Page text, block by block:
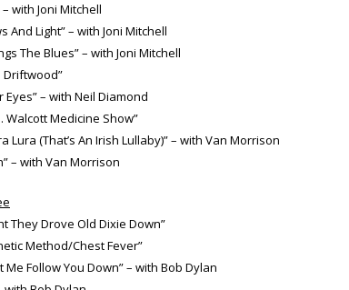
– with Joni Mitchell
And Light” – with Joni Mitchell
The Blues” – with Joni Mitchell
Driftwood”
Eyes” – with Neil Diamond
Walcott Medicine Show”
Lura (That’s An Irish Lullaby)” – with Van Morrison
– with Van Morrison
They Drove Old Dixie Down”
Method/Chest Fever”
Me Follow You Down” – with Bob Dylan